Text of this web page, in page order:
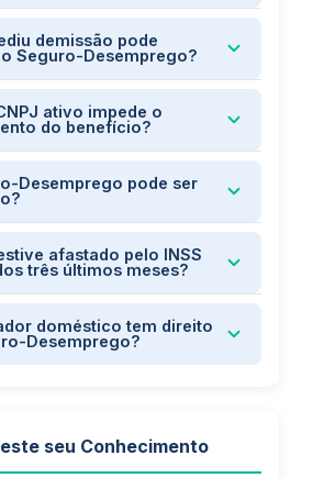
demissão pode
Seguro-Desemprego?
ativo impede o
do benefício?
Desemprego pode ser
afastado pelo INSS
três últimos meses?
doméstico tem direito
Desemprego?
seu Conhecimento